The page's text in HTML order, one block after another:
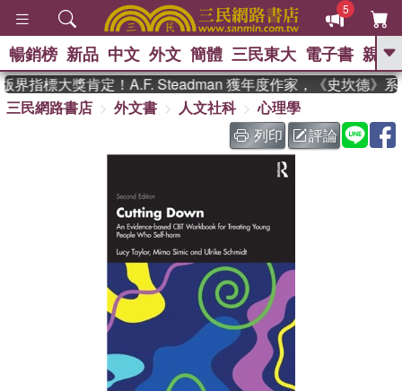
5
GO
熱搜： 東野圭吾 、 高希均教授回憶錄
The Odyssey 、 父親節 、 如果歷
史是一群喵 、 暑期推薦 、 國際布克
方念華
暢銷榜 新品 中文 外文 簡體 三民東大 電子書 親子
指標大獎肯定！A.F. Steadman 獲年度作家，《史坎德》系
三民網路書店
外文書 人文社科
心理學
列印
評論